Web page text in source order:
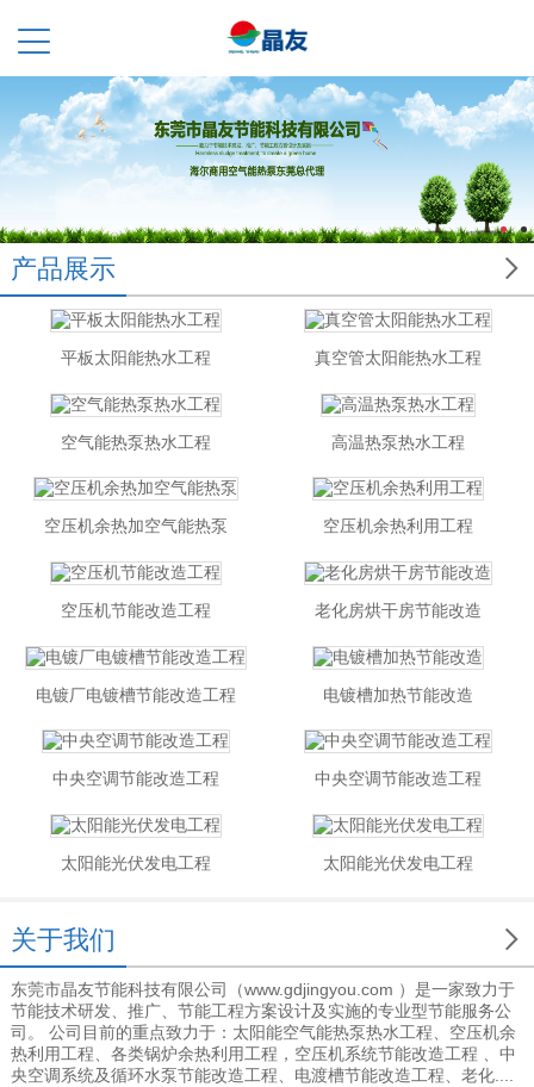

产品展示
平板太阳能热水工程 真空管太阳能热水工程
空气能热泵热水工程 高温热泵热水工程
空压机余热加空气能热泵 空压机余热利用工程
空压机节能改造工程 老化房烘干房节能改造
电镀厂电镀槽节能改造工程 电镀槽加热节能改造
中央空调节能改造工程 中央空调节能改造工程
太阳能光伏发电工程 太阳能光伏发电工程

关于我们
东莞市晶友节能科技有限公司（www.gdjingyou.com ）是一家致力于
节能技术研发、推广、节能工程方案设计及实施的专业型节能服务公
司。 公司目前的重点致力于：太阳能空气能热泵热水工程、空压机余
热利用工程、各类锅炉余热利用工程，空压机系统节能改造工程 、中
央空调系统及循环水泵节能改造工程、电渡槽节能改造工程、老化....